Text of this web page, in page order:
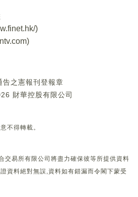
)
)
告之憲報刊登報章
財華控股有限公司
不得轉載。
交易所有限公司將盡力確保彼等所提供資料
資料絕對無誤,資料如有錯漏而令閣下蒙受